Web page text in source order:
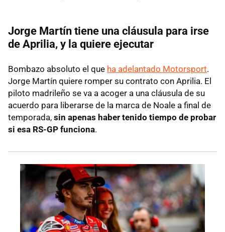
Jorge Martín tiene una cláusula para irse
de Aprilia, y la quiere ejecutar
Bombazo absoluto el que ha adelantado Motorsport.
Jorge Martín quiere romper su contrato con Aprilia. El
piloto madrileño se va a acoger a una cláusula de su
acuerdo para liberarse de la marca de Noale a final de
temporada, sin apenas haber tenido tiempo de probar
si esa RS-GP funciona.